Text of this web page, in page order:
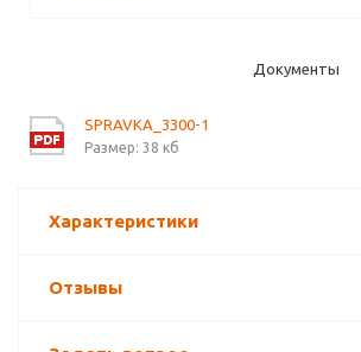
Документы
SPRAVKA_3300-1
Размер: 38 кб
Характеристики
Отзывы